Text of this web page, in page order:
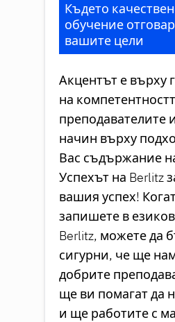
Където
обучение
вашите цели
Акцентът е върху
на
преподавателите
начин върху
Вас съдържание
Успехът на Berlitz
вашия успех!
запишете в езиков
Berlitz, можете да
сигурни, че ще
добрите
ще ви помагат да
и ще работите с